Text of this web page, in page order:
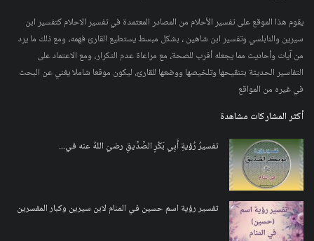
يقوم هذا الموقع على تفسير الأحلام من المصادر المعتمدة في تفسير الاحلام كتفسير ابن
سيرين والنابلسي وتفسير ابن شاهين ، بشكل مبسط يستطيع القارئ فهمه، ومع ذلك ما يرد
من آيات وأحاديث مما يجعله أقرب للصحة، مع مراعاة عدم التكرار، ومع الاعتماد على
التفاسير الحديثة بتنقيحها وتلخيصها ووضعها للقارئ، ليكون موقعا شاملا يغني عن البحث
في غيره من المواقع
أكثر المشاركات مشاهدة
تفسيرُ رُؤيةِ أَبِي بَكْرٍ الصِّدِّيقِ رضيَ اللهُ عنه في...
تفسير رؤية اسم حسين في المنام لابن سيرين وكبار المفسرين